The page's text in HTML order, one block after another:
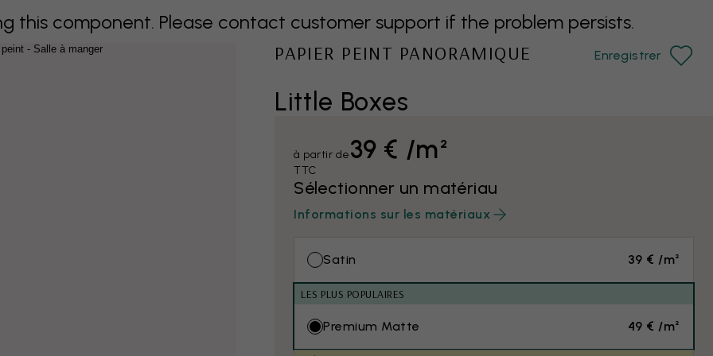
this component. Please contact customer support if the problem persists.
Little Boxes
PAPIER PEINT PANORAMIQUE Enregistrer
à partir de39 € /m²
TTC
Sélectionner un matériau
Informations sur les matériaux
Satin 39 € /m²
LES PLUS POPULAIRES
Premium Matte 49 € /m²